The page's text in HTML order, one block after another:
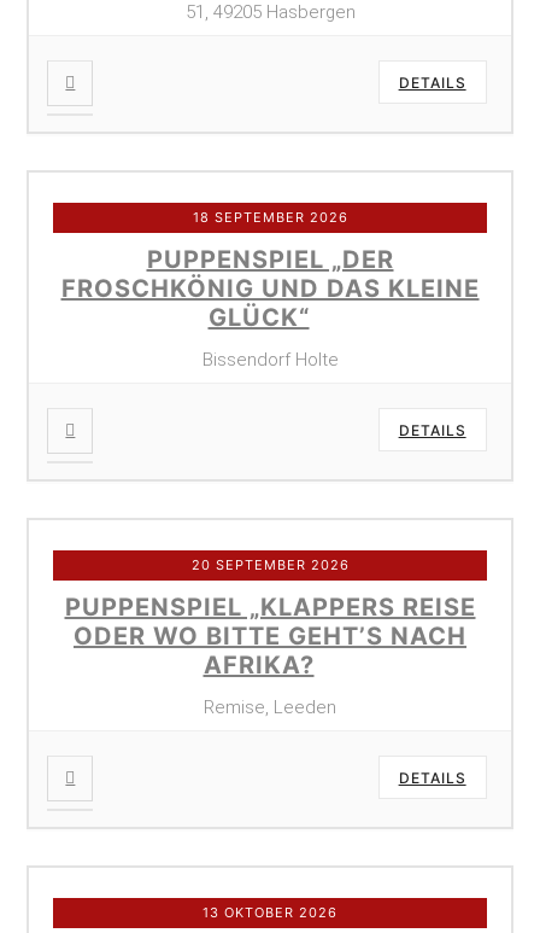
51, 49205 Hasbergen
DETAILS
18 SEPTEMBER 2026
PUPPENSPIEL „DER
FROSCHKÖNIG UND DAS KLEINE
GLÜCK“
Bissendorf Holte
DETAILS
20 SEPTEMBER 2026
PUPPENSPIEL „KLAPPERS REISE
ODER WO BITTE GEHT’S NACH
AFRIKA?
Remise, Leeden
DETAILS
13 OKTOBER 2026